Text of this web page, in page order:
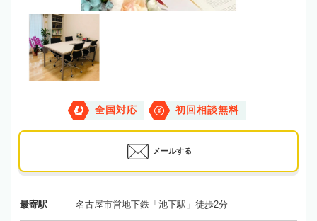
全国対応 初回相談無料
メールする
最寄駅 名古屋市営地下鉄「池下駅」徒歩2分